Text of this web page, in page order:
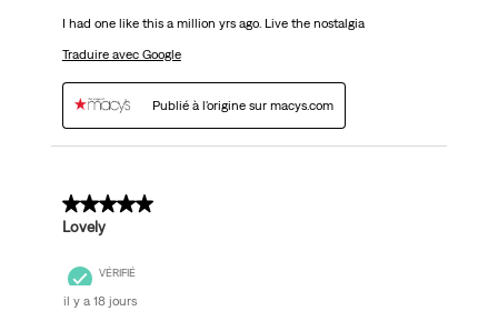
I had one like this a million yrs ago. Live the nostalgia
Traduire avec Google
Publié à l'origine sur macys.com
5 sur 5 étoiles.
Lovely
VÉRIFIÉ
il y a 18 jours